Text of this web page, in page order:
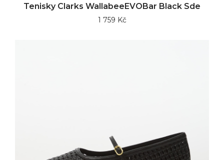
Tenisky Clarks WallabeeEVOBar Black Sde
1 759 Kč